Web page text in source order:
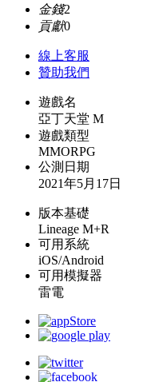
金錢2
貢獻0
線上客服
贊助我們
遊戲名
亞丁天堂 M
遊戲類型
MMORPG
公測日期
2021年5月17日
版本基礎
Lineage M+R
可用系統
iOS/Android
可用模擬器
雷電